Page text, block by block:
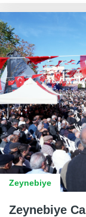
Zeynebiye
Zeynebiye